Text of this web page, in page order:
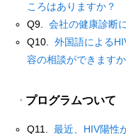
ころはありますか？
Q9.会社の健康診断
Q10.外国語による
容の相談ができますか
・ プログラムついて
Q11.最近、HIV陽性